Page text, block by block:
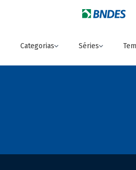
Categorias Séries